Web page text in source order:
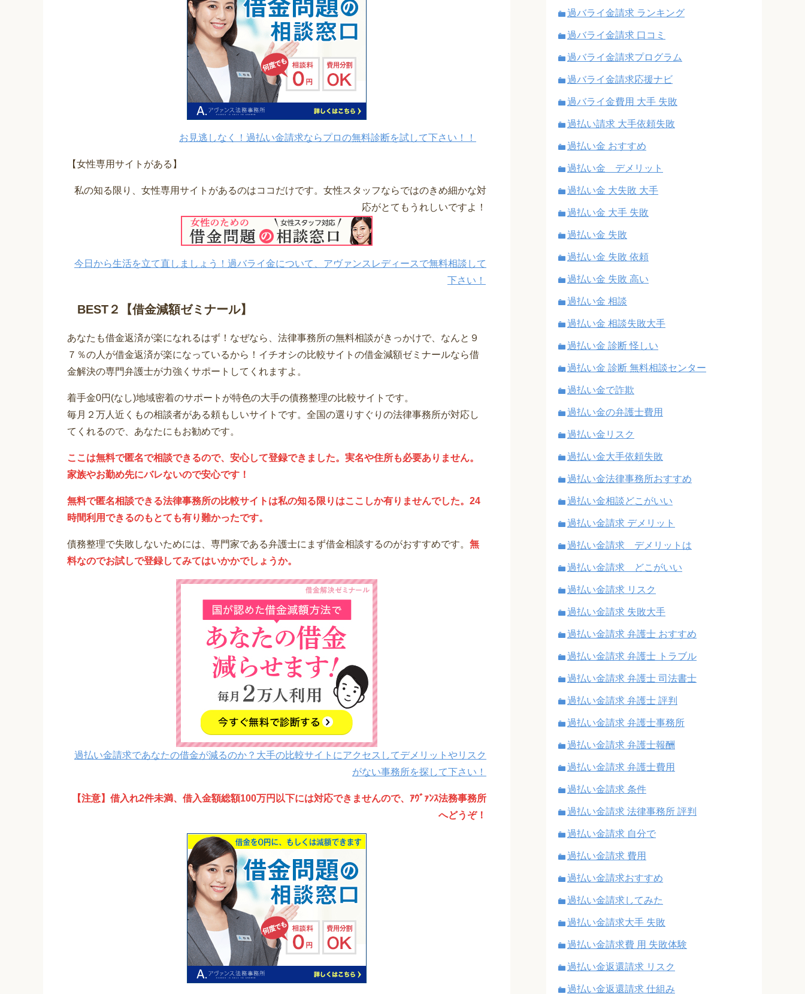
お見逃しなく！過払い金請求ならプロの無料診断を試して下さい！！
【女性専用サイトがある】
私の知る限り、女性専用サイトがあるのはココだけです。女性スタッフならではのきめ細かな対
応がとてもうれしいですよ！
今日から生活を立て直しましょう！過バライ金について、アヴァンスレディースで無料相談して
下さい！
BEST２【借金減額ゼミナール】
あなたも借金返済が楽になれるはず！なぜなら、法律事務所の無料相談がきっかけで、なんと９
７％の人が借金返済が楽になっているから！イチオシの比較サイトの借金減額ゼミナールなら借
金解決の専門弁護士が力強くサポートしてくれますよ。
着手金0円(なし)地域密着のサポートが特色の大手の債務整理の比較サイトです。
毎月２万人近くもの相談者がある頼もしいサイトです。全国の選りすぐりの法律事務所が対応し
てくれるので、あなたにもお勧めです。
ここは無料で匿名で相談できるので、安心して登録できました。実名や住所も必要ありません。
家族やお勤め先にバレないので安心です！
無料で匿名相談できる法律事務所の比較サイトは私の知る限りはここしか有りませんでした。24
時間利用できるのもとても有り難かったです。
債務整理で失敗しないためには、専門家である弁護士にまず借金相談するのがおすすめです。 無
料なのでお試しで登録してみてはいかかでしょうか。
過払い金請求であなたの借金が減るのか？大手の比較サイトにアクセスしてデメリットやリスク
がない事務所を探して下さい！
【注意】借入れ2件未満、借入金額総額100万円以下には対応できませんので、ｱｳﾞｧﾝｽ法務事務所
へどうぞ！
過バライ金請求 ランキング
過バライ金請求 口コミ
過バライ金請求プログラム
過バライ金請求応援ナビ
過バライ金費用 大手 失敗
過払い請求 大手依頼失敗
過払い金 おすすめ
過払い金 デメリット
過払い金 大失敗 大手
過払い金 大手 失敗
過払い金 失敗
過払い金 失敗 依頼
過払い金 失敗 高い
過払い金 相談
過払い金 相談失敗大手
過払い金 診断 怪しい
過払い金 診断 無料相談センター
過払い金で詐欺
過払い金の弁護士費用
過払い金リスク
過払い金大手依頼失敗
過払い金法律事務所おすすめ
過払い金相談どこがいい
過払い金請求 デメリット
過払い金請求 デメリットは
過払い金請求 どこがいい
過払い金請求 リスク
過払い金請求 失敗大手
過払い金請求 弁護士 おすすめ
過払い金請求 弁護士 トラブル
過払い金請求 弁護士 司法書士
過払い金請求 弁護士 評判
過払い金請求 弁護士事務所
過払い金請求 弁護士報酬
過払い金請求 弁護士費用
過払い金請求 条件
過払い金請求 法律事務所 評判
過払い金請求 自分で
過払い金請求 費用
過払い金請求おすすめ
過払い金請求してみた
過払い金請求大手 失敗
過払い金請求費 用 失敗体験
過払い金返還請求 リスク
過払い金返還請求 仕組み